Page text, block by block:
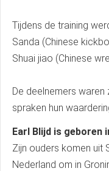
Tijdens de training
Sanda (Chinese
Shuai jiao (Chinese
De deelnemers
spraken hun
Earl Blijd is geboren
Zijn ouders komen uit
Nederland om in